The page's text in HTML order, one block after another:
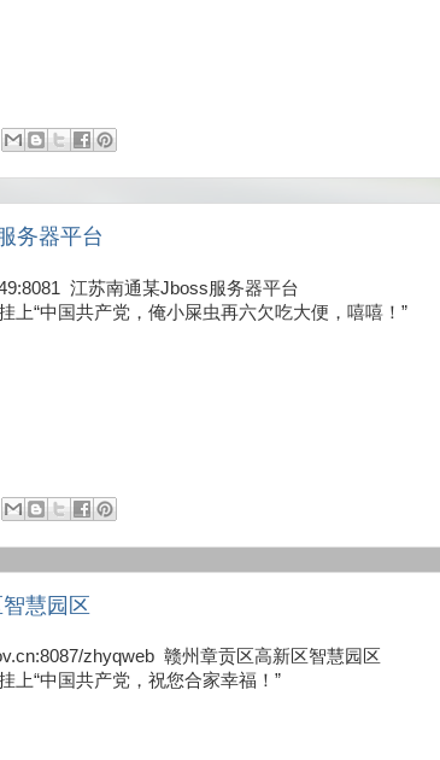
务器平台
江苏南通某Jboss服务器平台
上“中国共产党，俺小屎虫再六欠吃大便，嘻嘻！”
慧园区
zhyqweb 赣州章贡区高新区智慧园区
上“中国共产党，祝您合家幸福！”